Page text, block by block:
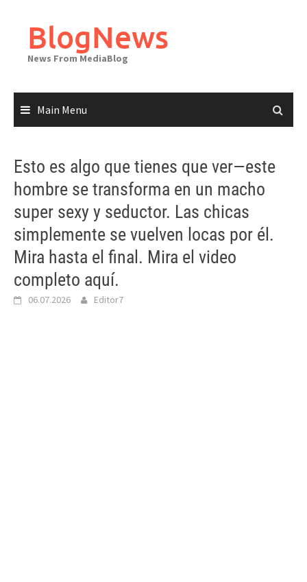
contentBlogNews
News From MediaBlog
Main Menu
Esto es algo que tienes que ver—este
hombre se transforma en un macho
super sexy y seductor. Las chicas
simplemente se vuelven locas por él.
Mira hasta el final. Mira el video
completo aquí.
06.07.2026 Editor7